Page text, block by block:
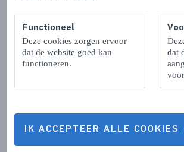
Functioneel
Deze cookies zorgen ervoor
dat de website goed kan
functioneren.
dat
IK ACCEPTEER ALLE COOKIES
hier halverwege de 17e eeuw gebouwd
Hieronymus van Tuyll van Serooskerke.
1753 is het huis gesloopt. Op het
bloemen- en groentetuin aangelegd.
Jachthaven Stavenisse
De jachthaven in Stavenisse is een
zo’n 200 ligplaatsen. De Sportvissers &
Vereniging Stavenisse beheert de haven